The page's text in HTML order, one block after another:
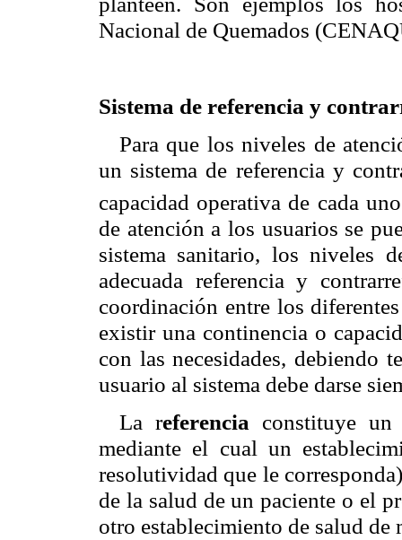
Nacional de Quemados
Sistema de referencia y
Para que los niveles de
un sistema de referencia y
capacidad operativa de cada
de atención a los usuarios se
sistema sanitario, los niveles
adecuada referencia y
coordinación entre los
existir una continencia o
con las necesidades, debiendo
usuario al sistema debe darse
La referencia constituye un
mediante el cual un
resolutividad que le
de la salud de un paciente o el
otro establecimiento de salud